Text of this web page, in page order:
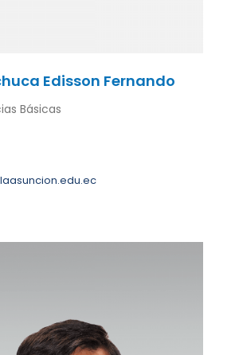
Edisson Fernando
Básicas